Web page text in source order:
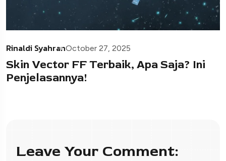
Rinaldi SyahranOctober 27, 2025
Skin Vector FF Terbaik, Apa Saja? Ini
Penjelasannya!
Leave Your Comment: